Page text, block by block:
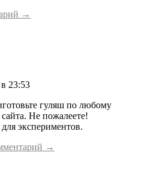
→
23:53
гуляш по любому
сайта. Не пожалеете!
экспериментов.
→